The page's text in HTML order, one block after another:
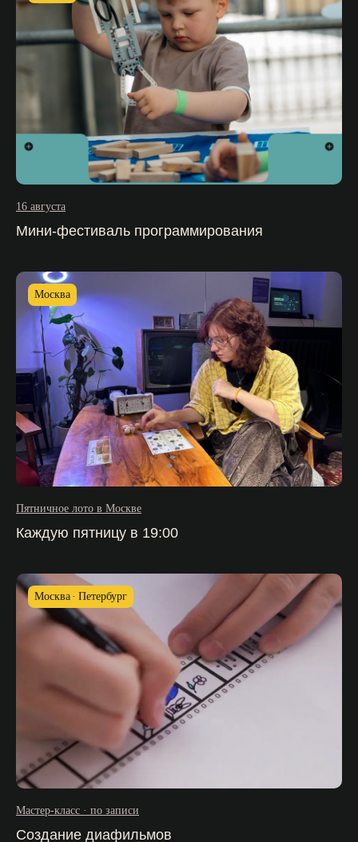
16 августа
Мини-фестиваль программирования
Москва
Пятничное лото в Москве
Каждую пятницу в 19:00
Москва Петербург
Мастер-класс · по записи
Создание диафильмов